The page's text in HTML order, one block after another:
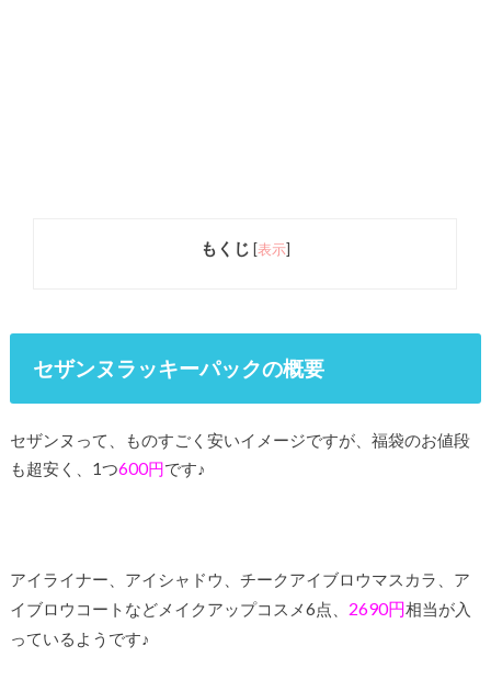
もくじ [表示]
セザンヌラッキーパックの概要
セザンヌって、ものすごく安いイメージですが、福袋のお値段
も超安く、1つ600円です♪
アイライナー、アイシャドウ、チークアイブロウマスカラ、ア
イブロウコートなどメイクアップコスメ6点、 2690円相当が入
っているようです♪